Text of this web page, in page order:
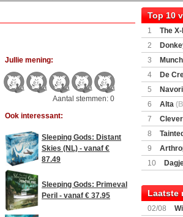
Jullie mening:
Aantal stemmen: 0
Ook interessant:
Sleeping Gods: Distant
Skies (NL) - vanaf €
87.49
Sleeping Gods: Primeval
Peril - vanaf € 37.95
Top 10
1 The
2
3
4
De
5
6
Alta
7
8
9
10
Laatste
02/08